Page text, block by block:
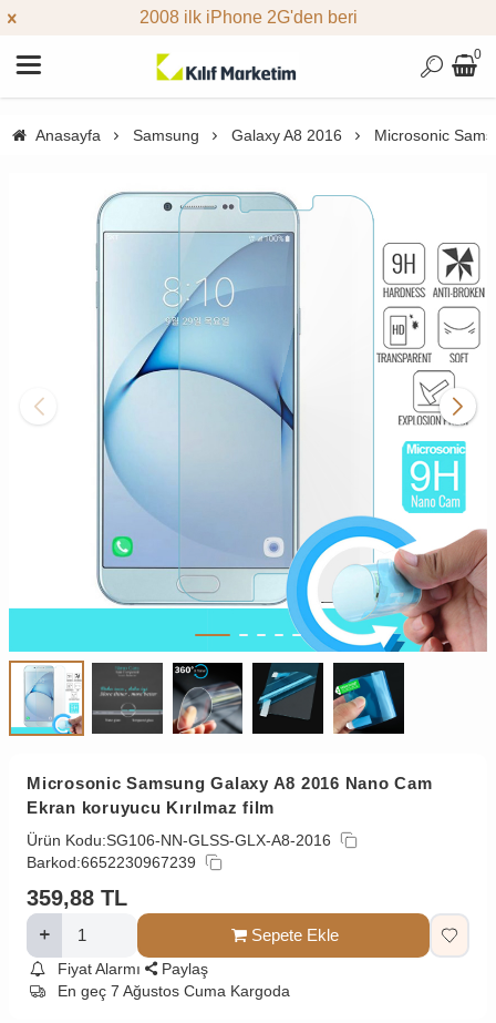
2008 ilk iPhone 2G'den beri
0
Anasayfa Samsung Galaxy A8 2016 Microsonic
Microsonic Samsung Galaxy A8 2016 Nano Cam
Ekran koruyucu Kırılmaz film
Ürün Kodu:SG106-NN-GLSS-GLX-A8-2016
Barkod:6652230967239
359,88 TL
Sepete Ekle
Fiyat Alarmı
Paylaş
En geç 7 Ağustos Cuma Kargoda